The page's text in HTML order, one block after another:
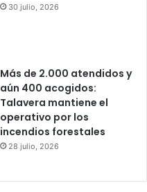
30 julio, 2026
Más de 2.000 atendidos y
aún 400 acogidos:
Talavera mantiene el
operativo por los
incendios forestales
28 julio, 2026